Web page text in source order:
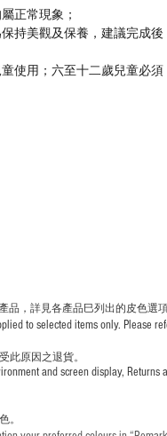
正常現象；
持美觀及保養，建議完成後
使用；六至十二歲兒童必須
品，詳見各產品巳列出的皮色選項
to selected items only. Please
此原因之退貨。
and screen display, Returns
。